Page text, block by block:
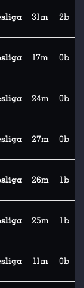
31m 2b
17m 0b
24m 0b
27m 0b
26m 1b
25m 1b
11m 0b